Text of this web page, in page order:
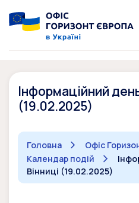
Інформаційний
(19.02.2025)
Головна
Офіс
Календар подій
Вінниці (19.02.2025)